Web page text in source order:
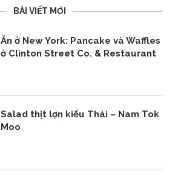
BÀI VIẾT MỚI
Ăn ở New York: Pancake và Waffles
ở Clinton Street Co. & Restaurant
Salad thịt lợn kiểu Thái – Nam Tok
Moo